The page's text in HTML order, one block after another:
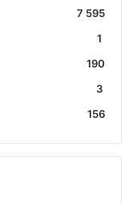
7 595
1
190
3
156